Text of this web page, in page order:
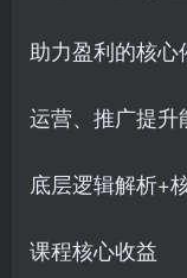
助力盈利的核心
运营、推广提升
底层逻辑解析+
课程核心收益